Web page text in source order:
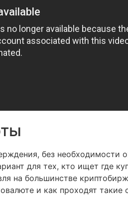
без
для тех, кто ищет где
на большинстве
и как проходят такие